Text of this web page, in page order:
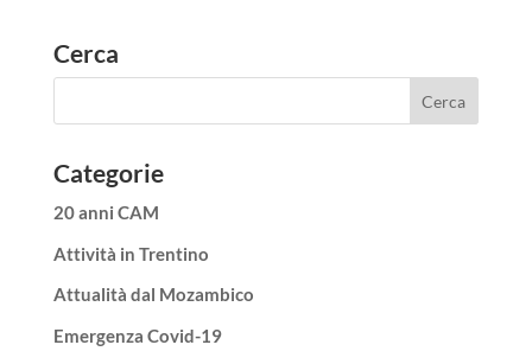
Cerca
Categorie
20 anni CAM
Attività in Trentino
Attualità dal Mozambico
Emergenza Covid-19